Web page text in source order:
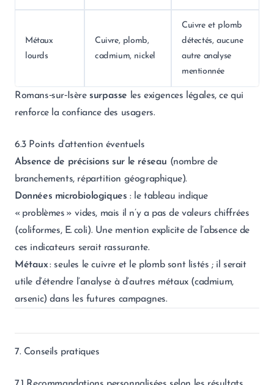
Métaux
lourds
Cuivre, plomb,
cadmium, nickel
Cuivre et plomb
détectés, aucune
autre analyse
mentionnée
Romans‑sur‑Isère surpasse les exigences légales, ce qui
renforce la confiance des usagers.
6.3 Points d’attention éventuels
Absence de précisions sur le réseau (nombre de
branchements, répartition géographique).
Données microbiologiques : le tableau indique
« problèmes » vides, mais il n’y a pas de valeurs chiffrées
(coliformes, E. coli). Une mention explicite de l’absence de
ces indicateurs serait rassurante.
Métaux: seules le cuivre et le plomb sont listés ; il serait
utile d’étendre l’analyse à d’autres métaux (cadmium,
arsenic) dans les futures campagnes.
7. Conseils pratiques